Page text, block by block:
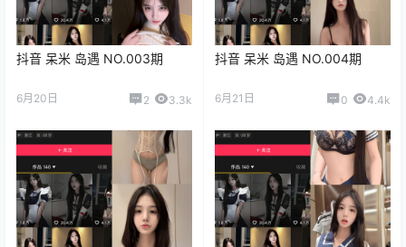
抖音 呆米 岛遇 NO.003期
6月20日 2 3.3k
抖音 呆米 岛遇 NO.004期
6月21日 0 4.4k